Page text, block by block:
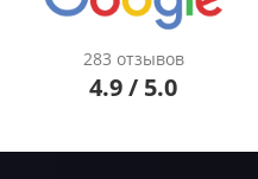
283 отзывов
4.9 / 5.0